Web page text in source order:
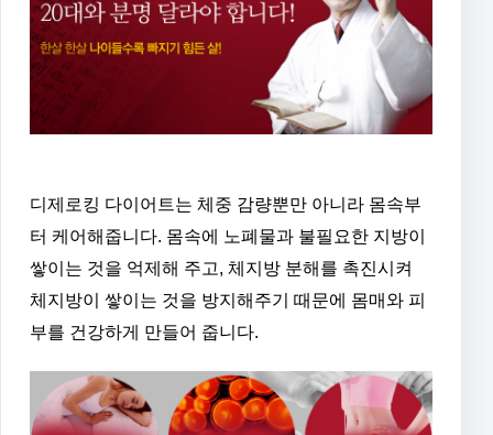
디제로킹 다이어트는 체중 감량뿐만 아니라 몸속부
터 케어해줍니다. 몸속에 노폐물과 불필요한 지방이
쌓이는 것을 억제해 주고, 체지방 분해를 촉진시켜
체지방이 쌓이는 것을 방지해주기 때문에 몸매와 피
부를 건강하게 만들어 줍니다.